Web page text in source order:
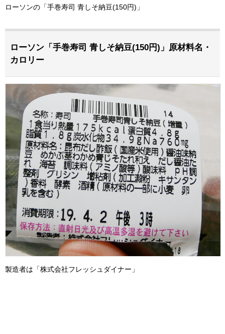
ローソンの「手巻寿司 青しそ納豆(150円)」
ローソン「手巻寿司 青しそ納豆(150円)」原材料名・
カロリー
製造者は「株式会社フレッシュダイナー」